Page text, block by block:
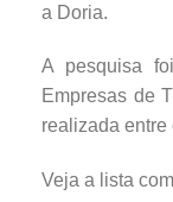
a Doria.
A pesquisa
Empresas de
realizada entre
Veja a lista